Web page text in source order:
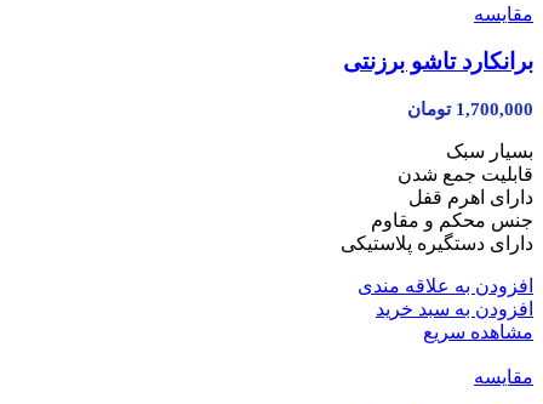
مقایسه
برانکارد تاشو برزنتی
1,700,000 تومان
بسیار سبک
قابلیت جمع شدن
دارای اهرم قفل
جنس محکم و مقاوم
دارای دستگیره پلاستیکی
افزودن به علاقه مندی
افزودن به سبد خرید
مشاهده سریع
مقایسه